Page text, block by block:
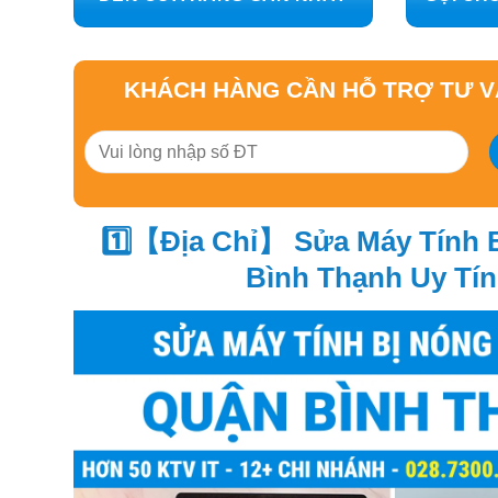
KHÁCH HÀNG CẦN HỖ TRỢ TƯ
1️⃣【Địa Chỉ】 Sửa Máy Tính
Bình Thạnh Uy